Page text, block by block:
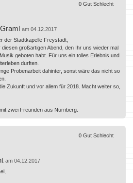
am 04.12.2017
der Stadtkapelle Freystadt,
großartigen Abend, den Ihr uns wieder mal
geboten habt. Für uns ein tolles Erlebnis und
durften.
Probenarbeit dahinter, sonst wäre das nicht so
Zukunft und vor allem für 2018. Macht weiter so,
zwei Freunden aus Nürnberg.
0 Gut Schlecht
am 04.12.2017
0 Gut Schlecht